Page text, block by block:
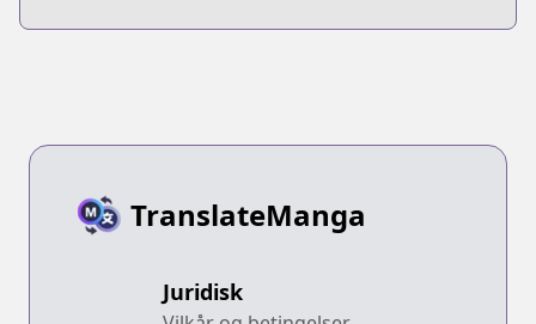
TranslateManga
Juridisk